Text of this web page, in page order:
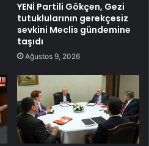
YENİ Partili Gökçen, Gezi
tutuklularının gerekçesiz
sevkini Meclis gündemine
taşıdı
Ağustos 9, 2026